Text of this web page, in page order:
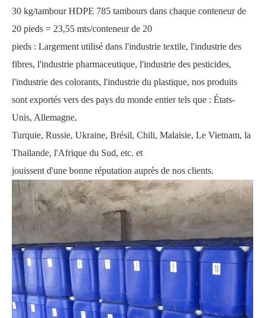
30 kg/tambour HDPE 785 tambours dans chaque conteneur de
20 pieds = 23,55 mts/conteneur de 20
pieds : Largement utilisé dans l'industrie textile, l'industrie des
fibres, l'industrie pharmaceutique, l'industrie des pesticides,
l'industrie des colorants, l'industrie du plastique, nos produits
sont exportés vers des pays du monde entier tels que : États-
Unis, Allemagne,
Turquie, Russie, Ukraine, Brésil, Chili, Malaisie, Le Vietnam, la
Thaïlande, l'Afrique du Sud, etc. et
jouissent d'une bonne réputation auprès de nos clients.